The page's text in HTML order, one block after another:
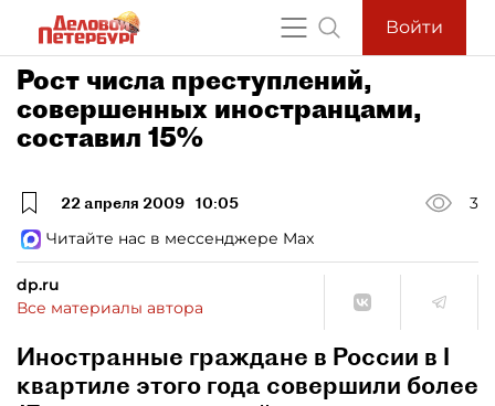
Войти
Рост числа преступлений,
совершенных иностранцами,
составил 15%
22 апреля 2009 10:05
3
Читайте нас в мессенджере Max
dp.ru
Все материалы автора
Иностранные граждане в России в I
квартиле этого года совершили более